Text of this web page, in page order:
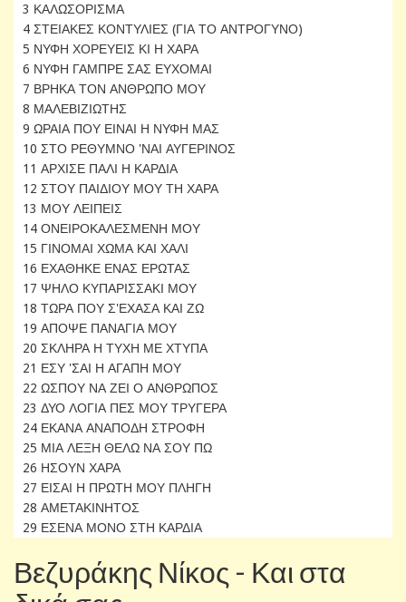
3 ΚΑΛΩΣΟΡΙΣΜΑ
4 ΣΤΕΙΑΚΕΣ ΚΟΝΤΥΛΙΕΣ (ΓΙΑ ΤΟ ΑΝΤΡΟΓΥΝΟ)
5 ΝΥΦΗ ΧΟΡΕΥΕΙΣ ΚΙ Η ΧΑΡΑ
6 ΝΥΦΗ ΓΑΜΠΡΕ ΣΑΣ ΕΥΧΟΜΑΙ
7 ΒΡΗΚΑ ΤΟΝ ΑΝΘΡΩΠΟ ΜΟΥ
8 ΜΑΛΕΒΙΖΙΩΤΗΣ
9 ΩΡΑΙΑ ΠΟΥ ΕΙΝΑΙ Η ΝΥΦΗ ΜΑΣ
10 ΣΤΟ ΡΕΘΥΜΝΟ 'ΝΑΙ ΑΥΓΕΡΙΝΟΣ
11 ΑΡΧΙΣΕ ΠΑΛΙ Η ΚΑΡΔΙΑ
12 ΣΤΟΥ ΠΑΙΔΙΟΥ ΜΟΥ ΤΗ ΧΑΡΑ
13 ΜΟΥ ΛΕΙΠΕΙΣ
14 ΟΝΕΙΡΟΚΑΛΕΣΜΕΝΗ ΜΟΥ
15 ΓΙΝΟΜΑΙ ΧΩΜΑ ΚΑΙ ΧΑΛΙ
16 ΕΧΑΘΗΚΕ ΕΝΑΣ ΕΡΩΤΑΣ
17 ΨΗΛΟ ΚΥΠΑΡΙΣΣΑΚΙ ΜΟΥ
18 ΤΩΡΑ ΠΟΥ Σ'ΕΧΑΣΑ ΚΑΙ ΖΩ
19 ΑΠΟΨΕ ΠΑΝΑΓΙΑ ΜΟΥ
20 ΣΚΛΗΡΑ Η ΤΥΧΗ ΜΕ ΧΤΥΠΑ
21 ΕΣΥ 'ΣΑΙ Η ΑΓΑΠΗ ΜΟΥ
22 ΩΣΠΟΥ ΝΑ ΖΕΙ Ο ΑΝΘΡΩΠΟΣ
23 ΔΥΟ ΛΟΓΙΑ ΠΕΣ ΜΟΥ ΤΡΥΓΕΡΑ
24 ΕΚΑΝΑ ΑΝΑΠΟΔΗ ΣΤΡΟΦΗ
25 ΜΙΑ ΛΕΞΗ ΘΕΛΩ ΝΑ ΣΟΥ ΠΩ
26 ΗΣΟΥΝ ΧΑΡΑ
27 ΕΙΣΑΙ Η ΠΡΩΤΗ ΜΟΥ ΠΛΗΓΗ
28 ΑΜΕΤΑΚΙΝΗΤΟΣ
29 ΕΣΕΝΑ ΜΟΝΟ ΣΤΗ ΚΑΡΔΙΑ
Βεζυράκης Νίκος - Και στα